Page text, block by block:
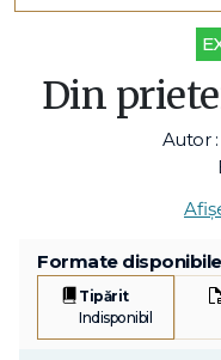
Din
Autor :
Formate disponibile
Tipărit
Indisponibil